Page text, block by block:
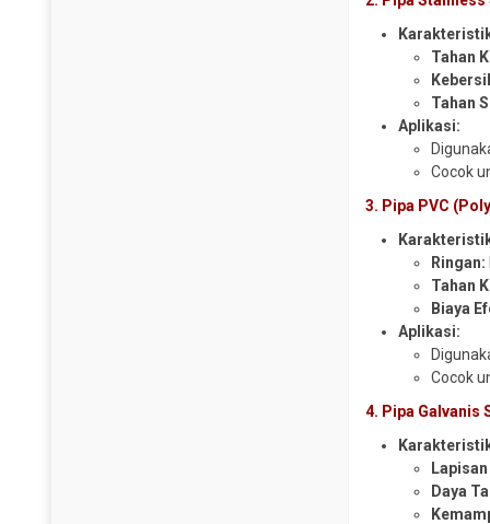
Tahan
Tahan
Aplikasi:
Cocok
3. Pipa PVC
Ringan:
Tahan
Biaya
Aplikasi:
Cocok
4. Pipa Galvanis
Daya